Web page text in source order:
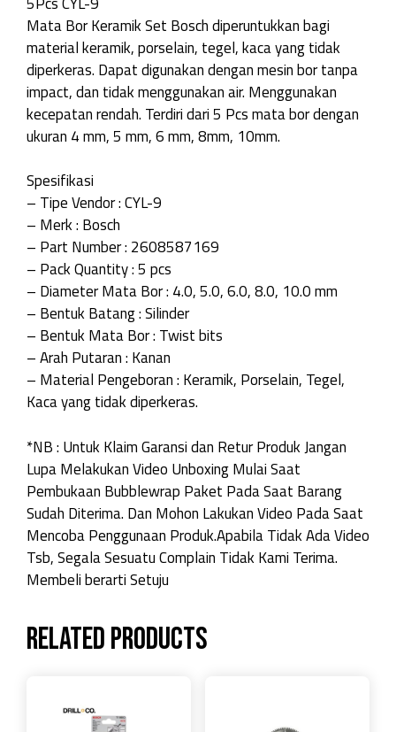
Mata Bor Keramik Set Bosch diperuntukkan bagi
material keramik, porselain, tegel, kaca yang tidak
diperkeras. Dapat digunakan dengan mesin bor tanpa
impact, dan tidak menggunakan air. Menggunakan
kecepatan rendah. Terdiri dari 5 Pcs mata bor dengan
ukuran 4 mm, 5 mm, 6 mm, 8mm, 10mm.
Spesifikasi
– Tipe Vendor : CYL-9
– Merk : Bosch
– Part Number : 2608587169
– Pack Quantity : 5 pcs
– Diameter Mata Bor : 4.0, 5.0, 6.0, 8.0, 10.0 mm
– Bentuk Batang : Silinder
– Bentuk Mata Bor : Twist bits
– Arah Putaran : Kanan
– Material Pengeboran : Keramik, Porselain, Tegel,
Kaca yang tidak diperkeras.
*NB : Untuk Klaim Garansi dan Retur Produk Jangan
Lupa Melakukan Video Unboxing Mulai Saat
Pembukaan Bubblewrap Paket Pada Saat Barang
Sudah Diterima. Dan Mohon Lakukan Video Pada Saat
Mencoba Penggunaan Produk.Apabila Tidak Ada Video
Tsb, Segala Sesuatu Complain Tidak Kami Terima.
Membeli berarti Setuju
Related products